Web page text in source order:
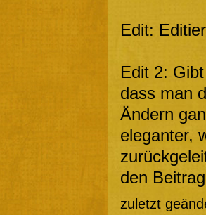
Edit:
Edit 2:
dass man
Ändern
eleganter,
den
zuletzt